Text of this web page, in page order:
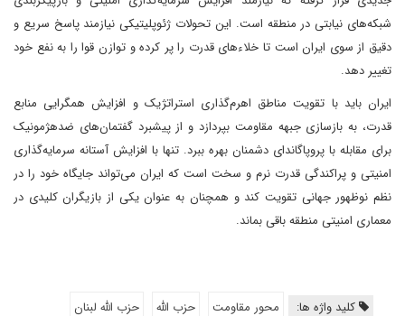
شبکه‌های نیابتی در منطقه است. این تحولات ژئوپلیتیکی نیازمند پاسخ سریع و
دقیق از سوی ایران است تا خلاءهای قدرت را پر کرده و توازن قوا را به نفع خود
تغییر دهد.
ایران باید با تقویت مناطق اهرم‌گذاری استراتژیک و افزایش همگرایی منابع
قدرت، به بازسازی جبهه مقاومت بپردازد و از پیشبرد گفتمان‌های ضدهژمونیک
برای مقابله با پروپاگاندای دشمنان بهره ببرد. تنها با افزایش آستانه سرمایه‌گذاری
امنیتی و پراکندگی قدرت نرم و سخت است که ایران می‌تواند جایگاه خود را در
نظم نوظهور جهانی تقویت کند و همچنان به عنوان یکی از بازیگران کلیدی در
معماری امنیتی منطقه باقی بماند.
کلید واژه ها: محور مقاومت حزب الله
حزب الله لبنان